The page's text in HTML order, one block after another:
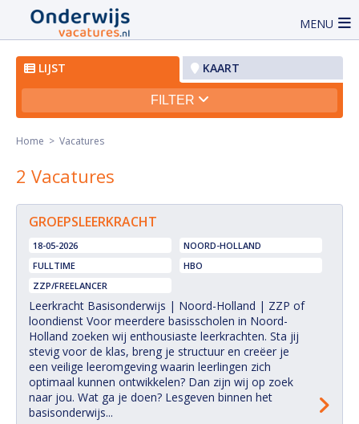
MENU
LIJST KAART
FILTER
Home > Vacatures
2 Vacatures
GROEPSLEERKRACHT
18-05-2026
NOORD-HOLLAND
FULLTIME
HBO
ZZP/FREELANCER
Leerkracht Basisonderwijs | Noord-Holland | ZZP of
loondienst Voor meerdere basisscholen in Noord-
Holland zoeken wij enthousiaste leerkrachten. Sta jij
stevig voor de klas, breng je structuur en creëer je
een veilige leeromgeving waarin leerlingen zich
optimaal kunnen ontwikkelen? Dan zijn wij op zoek
naar jou. Wat ga je doen? Lesgeven binnen het
basisonderwijs...